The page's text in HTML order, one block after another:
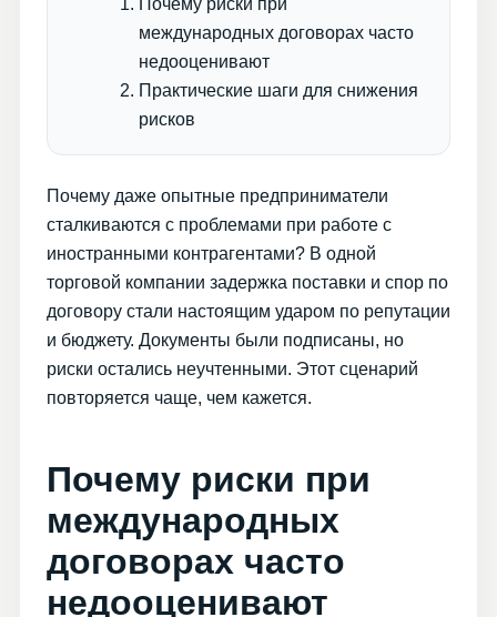
Почему риски при
международных договорах часто
недооценивают
Практические шаги для снижения
рисков
Почему даже опытные предприниматели
сталкиваются с проблемами при работе с
иностранными контрагентами? В одной
торговой компании задержка поставки и спор по
договору стали настоящим ударом по репутации
и бюджету. Документы были подписаны, но
риски остались неучтенными. Этот сценарий
повторяется чаще, чем кажется.
Почему риски при
международных
договорах часто
недооценивают